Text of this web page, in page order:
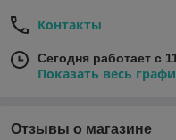
Контакты
Сегодня работает с
Показать весь
Отзывы о магазине